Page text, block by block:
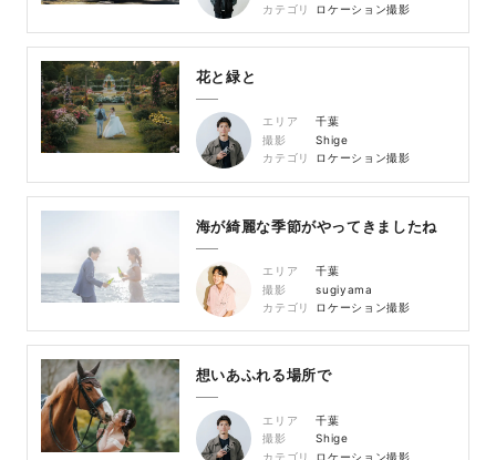
カテゴリ
ロケーション撮影
花と緑と
エリア
千葉
撮影
Shige
カテゴリ
ロケーション撮影
海が綺麗な季節がやってきましたね
エリア
千葉
撮影
sugiyama
カテゴリ
ロケーション撮影
想いあふれる場所で
エリア
千葉
撮影
Shige
カテゴリ
ロケーション撮影